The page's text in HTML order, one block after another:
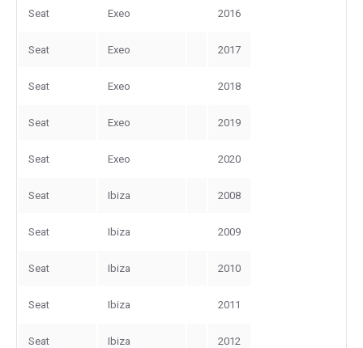
Seat Exeo 2016
Seat Exeo 2017
Seat Exeo 2018
Seat Exeo 2019
Seat Exeo 2020
Seat Ibiza 2008
Seat Ibiza 2009
Seat Ibiza 2010
Seat Ibiza 2011
Seat Ibiza 2012